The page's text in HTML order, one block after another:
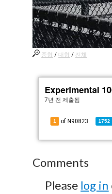
중형 / 대형 / 전체
Experimental
7년 전 제출됨
1 of N90823 1752
Comments
Please log in